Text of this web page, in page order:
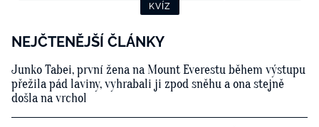
KVÍZ
NEJČTENĚJŠÍ ČLÁNKY
Junko Tabei, první žena na Mount Everestu během výstupu
přežila pád laviny, vyhrabali ji zpod sněhu a ona stejně
došla na vrchol